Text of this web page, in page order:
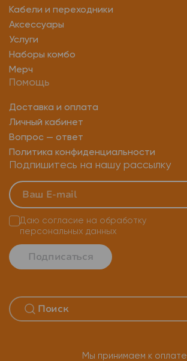
Аппаратный ключ yubikey
Ключ настройки аутентификации
Yubikey security key nfc
Аппаратный ключ безопасности
Кабели и переходники
Аксессуары
Услуги
Наборы комбо
Мерч
Помощь
Доставка и оплата
Личный кабинет
Вопрос — ответ
Политика конфиденциальности
Подпишитесь на нашу рассылку
Подписаться
Даю согласие на обработку
персональных данных
Мы принимаем к оплате